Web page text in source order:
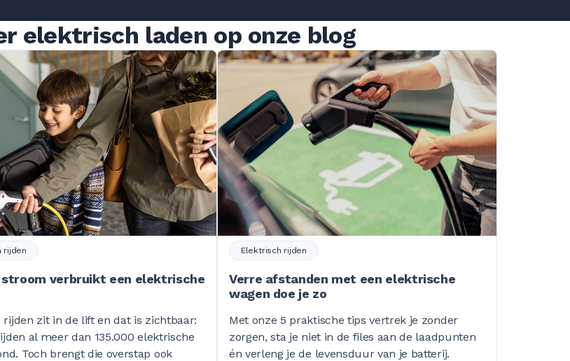
elektrisch laden op onze blog
rijden
stroom verbruikt een elektrische
rijden zit in de lift en dat is zichtbaar:
al meer dan 135.000 elektrische
Toch brengt die overstap ook
Elektrisch rijden
Verre afstanden met een elektrische
wagen doe je zo
Met onze 5 praktische tips vertrek je zonder
zorgen, sta je niet in de files aan de laadpunten
én verleng je de levensduur van je batterij.